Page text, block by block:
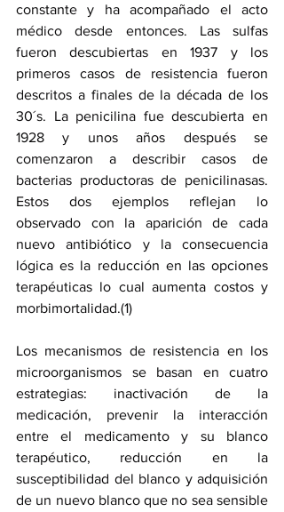
constante y ha acompañado el acto
médico desde entonces. Las sulfas
fueron descubiertas en 1937 y los
primeros casos de resistencia fueron
descritos a finales de la década de los
30´s. La penicilina fue descubierta en
1928 y unos años después se
comenzaron a describir casos de
bacterias productoras de penicilinasas.
Estos dos ejemplos reflejan lo
observado con la aparición de cada
nuevo antibiótico y la consecuencia
lógica es la reducción en las opciones
terapéuticas lo cual aumenta costos y
morbimortalidad.(1)
Los mecanismos de resistencia en los
microorganismos se basan en cuatro
estrategias: inactivación de la
medicación, prevenir la interacción
entre el medicamento y su blanco
terapéutico, reducción en la
susceptibilidad del blanco y adquisición
de un nuevo blanco que no sea sensible